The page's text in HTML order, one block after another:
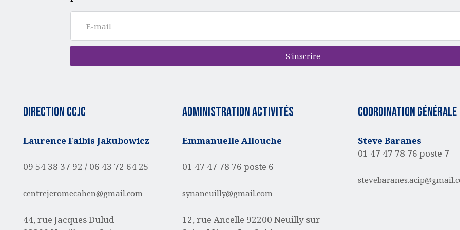
S'inscrire
Direction CCJC
Laurence Faibis Jakubowicz
09 54 38 37 92 / 06 43 72 64 25
centrejeromecahen@gmail.com
44, rue Jacques Dulud
administration activités
Emmanuelle Allouche
01 47 47 78 76 poste 6
synaneuilly@gmail.com
12, rue Ancelle 92200 Neuilly sur
Coordination générale
Steve Baranes
01 47 47 78 76 poste 7